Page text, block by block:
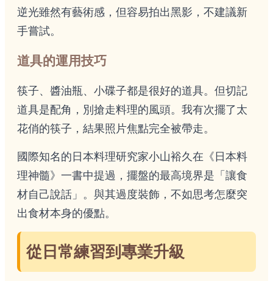
逆光雖然有藝術感，但容易拍出黑影，不建議新
手嘗試。
道具的運用技巧
筷子、醬油瓶、小碟子都是很好的道具。但切記
道具是配角，別搶走料理的風頭。我有次擺了太
花俏的筷子，結果照片焦點完全被帶走。
國際知名的日本料理研究家小山裕久在《日本料
理神髓》一書中提過，擺盤的最高境界是「讓食
材自己說話」。與其過度裝飾，不如思考怎麼突
出食材本身的優點。
從日常練習到專業升級